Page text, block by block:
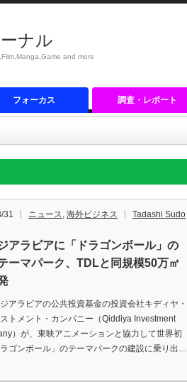
ナル
and more
フォーカス 調査・レポート
31 ニュース, 海外ビジネス Tadashi Sudo
アラビアに「ドラゴンボール」の
ーマパーク、TDLと同規模50万㎡
アラビアの公共投資基金の投資会社キディヤ・
トメント・カンパニー（Qiddiya Investment
）が、東映アニメーションと協力して世界初
ゴンボール」のテーマパークの建設に乗り出…